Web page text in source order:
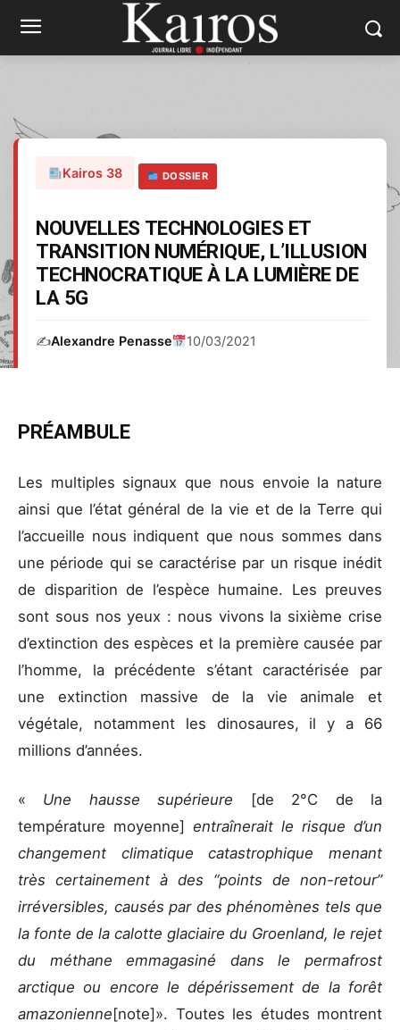
Kairos 38 DOSSIER
NOUVELLES TECHNOLOGIES ET
TRANSITION NUMÉRIQUE, L’ILLUSION
TECHNOCRATIQUE À LA LUMIÈRE DE
LA 5G
✍️Alexandre Penasse 10/03/2021
PRÉAMBULE
Les multiples signaux que nous envoie la nature
ainsi que l’état général de la vie et de la Terre qui
l’accueille nous indiquent que nous sommes dans
une période qui se caractérise par un risque inédit
de disparition de l’espèce humaine. Les preuves
sont sous nos yeux : nous vivons la sixième crise
d’extinction des espèces et la première causée par
l’homme, la précédente s’étant caractérisée par
une extinction massive de la vie animale et
végétale, notamment les dinosaures, il y a 66
millions d’années.
« Une hausse supérieure
[de 2°C de la
température moyenne] entraînerait le risque d’un
changement climatique catastrophique menant
très certainement à des “points de non-retour”
irréversibles, causés par des phénomènes tels que
la fonte de la calotte glaciaire du Groenland, le rejet
du méthane emmagasiné dans le permafrost
arctique ou encore le dépérissement de la forêt
amazonienne[note]». Toutes les études montrent